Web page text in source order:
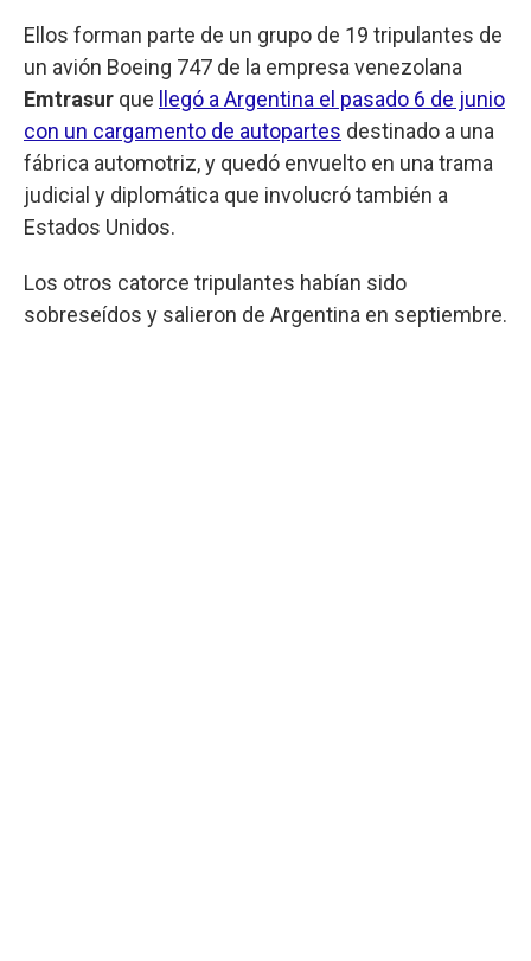
Ellos forman parte de un grupo de 19 tripulantes de
un avión Boeing 747 de la empresa venezolana
Emtrasur que
llegó a Argentina el pasado 6 de junio
con un cargamento de autopartes destinado a una
fábrica automotriz, y quedó envuelto en una trama
judicial y diplomática que involucró también a
Estados Unidos.
Los otros catorce tripulantes habían sido
sobreseídos y salieron de Argentina en septiembre.